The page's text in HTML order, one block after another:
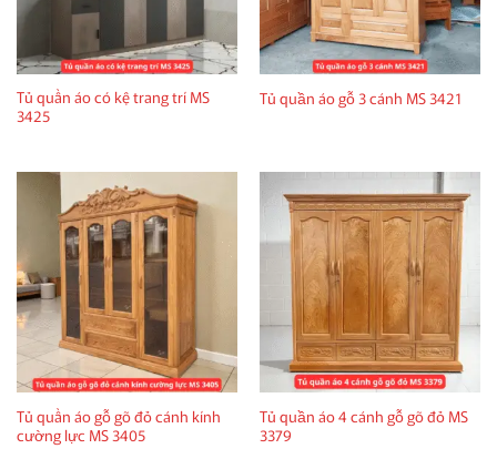
Tủ quần áo có kệ trang trí MS
3425
Tủ quần áo gỗ 3 cánh MS 3421
Tủ quần áo gỗ gõ đỏ cánh kính
cường lực MS 3405
Tủ quần áo 4 cánh gỗ gõ đỏ MS
3379